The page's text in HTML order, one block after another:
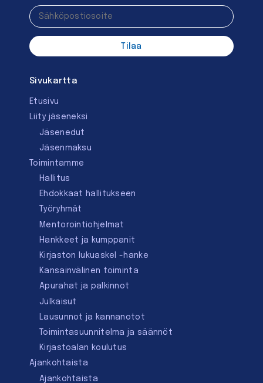
Sivukartta
Etusivu
Liity jäseneksi
Jäsenedut
Jäsenmaksu
Toimintamme
Hallitus
Ehdokkaat hallitukseen
Työryhmät
Mentorointi­ohjelmat
Hankkeet ja kumppanit
Kirjaston lukuaskel -hanke
Kansainvälinen toiminta
Apurahat ja palkinnot
Julkaisut
Lausunnot ja kannanotot
Toimintasuunnitelma ja säännöt
Kirjastoalan koulutus
Ajankohtaista
Ajankohtaista